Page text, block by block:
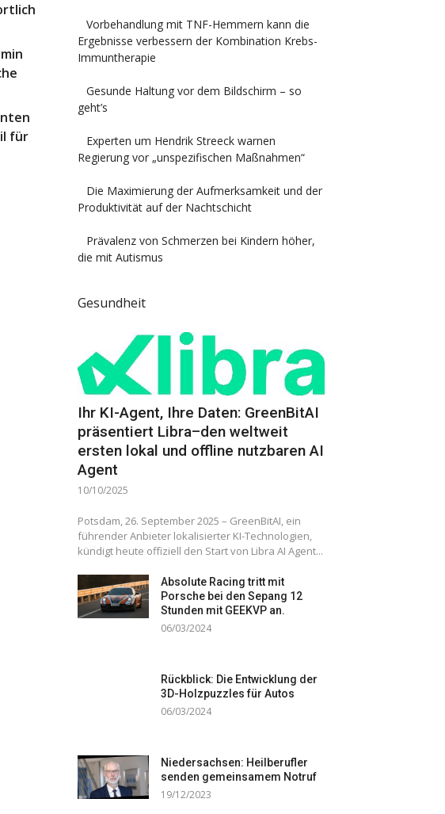
für
Vorbehandlung mit TNF-Hemmern kann die
Ergebnisse verbessern der Kombination Krebs-
Immuntherapie
Gesunde Haltung vor dem Bildschirm – so
geht’s
Experten um Hendrik Streeck warnen
Regierung vor „unspezifischen Maßnahmen“
Die Maximierung der Aufmerksamkeit und der
Produktivität auf der Nachtschicht
Prävalenz von Schmerzen bei Kindern höher,
die mit Autismus
Gesundheit
Ihr KI-Agent, Ihre Daten: GreenBitAI
präsentiert Libra–den weltweit
ersten lokal und offline nutzbaren AI
Agent
10/10/2025
Potsdam, 26. September 2025 – GreenBitAI, ein
führender Anbieter lokalisierter KI-Technologien,
kündigt heute offiziell den Start von Libra AI Agent...
Absolute Racing tritt mit
Porsche bei den Sepang 12
Stunden mit GEEKVP an.
06/03/2024
Rückblick: Die Entwicklung der
3D-Holzpuzzles für Autos
06/03/2024
Niedersachsen: Heilberufler
senden gemeinsamem Notruf
19/12/2023